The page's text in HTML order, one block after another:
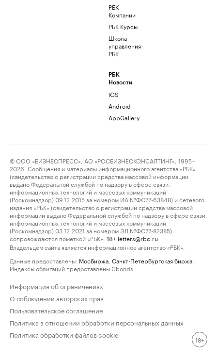
РБК
Компании
РБК Курсы
Школа
управления
РБК
РБК
Новости
iOS
Android
AppGallery
© ООО «БИЗНЕСПРЕСС», АО «РОСБИЗНЕСКОНСАЛТИНГ», 1995–
2026. Сообщения и материалы информационного агентства «РБК»
(свидетельство о регистрации средства массовой информации
выдано Федеральной службой по надзору в сфере связи,
информационных технологий и массовых коммуникаций
(Роскомнадзор) 09.12.2015 за номером ИА №ФС77-63848) и сетевого
издания «РБК» (свидетельство о регистрации средства массовой
информации выдано Федеральной службой по надзору в сфере связи,
информационных технологий и массовых коммуникаций
(Роскомнадзор) 03.12.2021 за номером ЭЛ №ФС77-82385)
сопровождаются пометкой «РБК».
18+ letters@rbc.ru
Владельцем сайта является информационное агентство «РБК».
Данные предоставлены: Мосбиржа Санкт-Петербургская биржа
Индексы облигаций предоставлены Cbonds.
Информация об ограничениях
О соблюдении авторских прав
Пользовательское соглашение
Политика в отношении обработки персональных данных
Политика обработки файлов cookie
18+